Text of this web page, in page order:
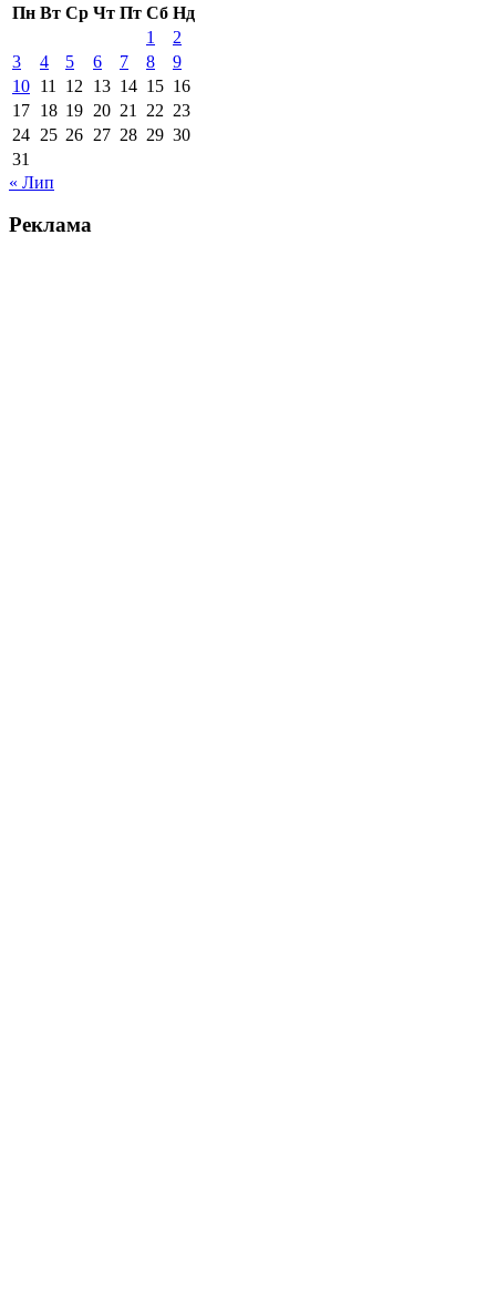
Пн Вт Ср Чт Пт Сб Нд
1
2
3
4 5 6 7 8
9
10 11 12 13 14 15 16
17 18 19 20 21 22 23
24 25 26 27 28 29 30
31
« Лип
Реклама